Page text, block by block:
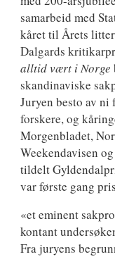
samarbeid med
kåret til Årets
Dalgards
alltid vært i Norge
skandinaviske
Juryen besto av
forskere, og
Morgenbladet,
Weekendavisen
tildelt
var første gang
«et eminent
kontant
Fra juryens